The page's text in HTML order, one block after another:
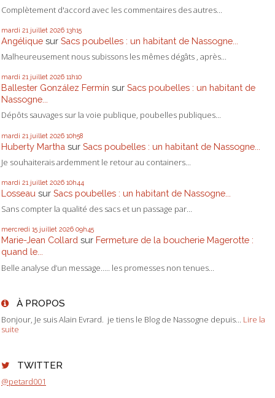
Complètement d'accord avec les commentaires des autres...
mardi 21 juillet 2026 13h15
Angélique sur Sacs poubelles : un habitant de Nassogne...
Malheureusement nous subissons les mêmes dégâts , après...
mardi 21 juillet 2026 11h10
Ballester González Fermín sur Sacs poubelles : un habitant de
Nassogne...
Dépôts sauvages sur la voie publique, poubelles publiques...
mardi 21 juillet 2026 10h58
Huberty Martha sur Sacs poubelles : un habitant de Nassogne...
Je souhaiterais ardemment le retour au containers...
mardi 21 juillet 2026 10h44
Losseau sur Sacs poubelles : un habitant de Nassogne...
Sans compter la qualité des sacs et un passage par...
mercredi 15 juillet 2026 09h45
Marie-Jean Collard sur Fermeture de la boucherie Magerotte :
quand le...
Belle analyse d’un message….. les promesses non tenues...
À PROPOS
Bonjour, Je suis Alain Evrard. je tiens le Blog de Nassogne depuis... Lire la
suite
TWITTER
@petard001